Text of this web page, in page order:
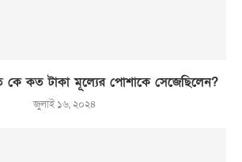
কে কত টাকা মূল্যের পোশাকে সেজেছিলেন?
জুলাই ১৬, ২০২৪